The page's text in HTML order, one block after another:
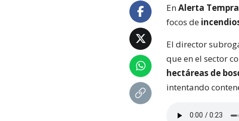
EnAlerta
focos de
El director
que en el sector
hectáreas de
intentando